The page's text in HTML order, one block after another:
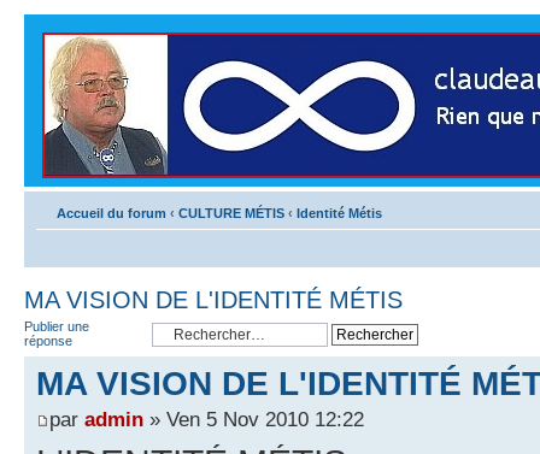
Accueil du forum ‹ CULTURE MÉTIS ‹ Identité Métis
MA VISION DE L'IDENTITÉ MÉTIS
Publier une
réponse
MA VISION DE L'IDENTITÉ
par admin » Ven 5 Nov 2010 12:22